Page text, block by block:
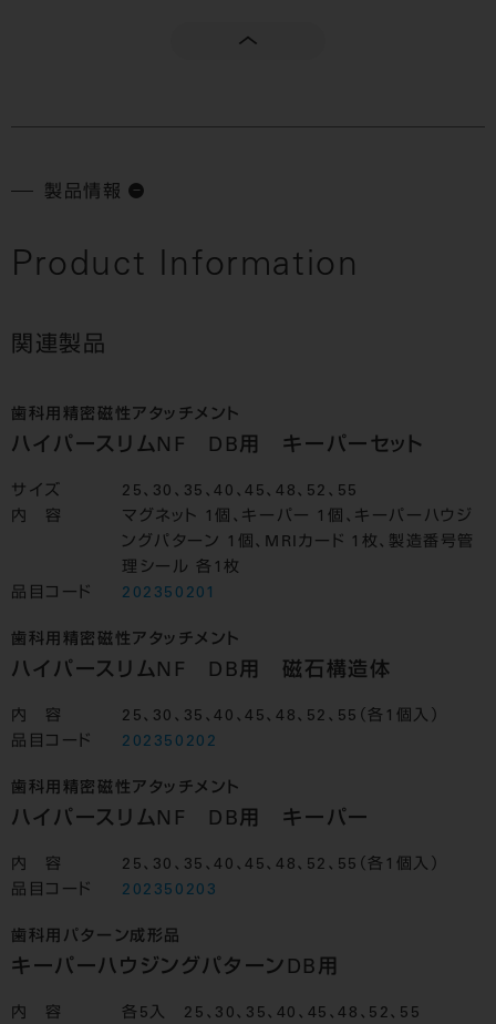
製品情報
Product Information
関連製品
歯科用精密磁性アタッチメント
ハイパースリムNF DB用 キーパーセット
サイズ
25、30、35、40、45、48、52、55
内 容
マグネット 1個、キーパー 1個、キーパーハウジ
ングパターン 1個、MRIカード 1枚、製造番号管
理シール 各1枚
品目コード
202350201
歯科用精密磁性アタッチメント
ハイパースリムNF DB用 磁石構造体
内 容
25、30、35、40、45、48、52、55（各1個入）
品目コード
202350202
歯科用精密磁性アタッチメント
ハイパースリムNF DB用 キーパー
内 容
25、30、35、40、45、48、52、55（各1個入）
品目コード
202350203
歯科用パターン成形品
キーパーハウジングパターンDB用
内 容 各5入 25、30、35、40、45、48、52、55